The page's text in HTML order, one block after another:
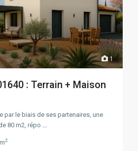
1
: Terrain + Maison
par le biais de ses partenaires, une
80 m2, répo
2